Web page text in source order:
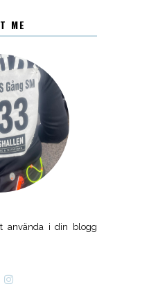
ME
använda i din blogg